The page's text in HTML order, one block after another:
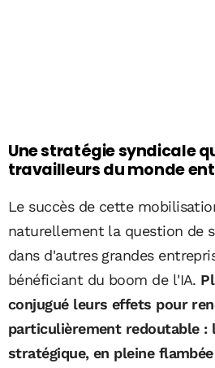
Une stratégie syndicale
travailleurs du monde
Le succès de cette
naturellement la question de
dans d'autres grandes
bénéficiant du boom de l'IA.
conjugué leurs effets pour
particulièrement redoutable :
stratégique, en pleine